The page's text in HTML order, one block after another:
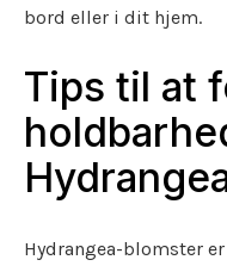
bord eller i dit hjem.
Tips til at
Hydrangea-blomster